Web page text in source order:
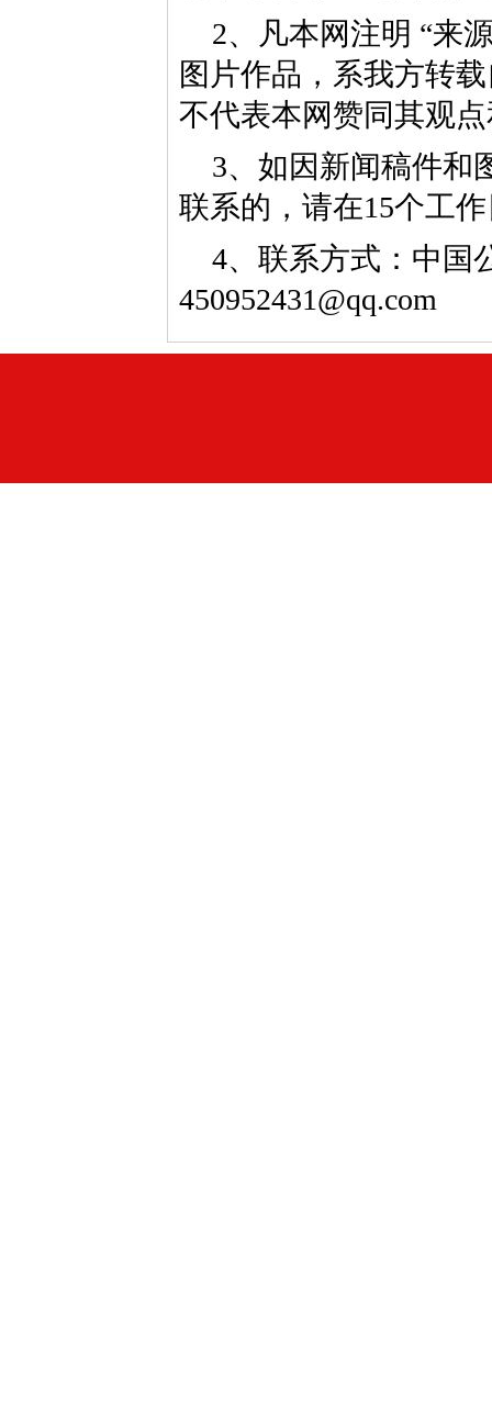
2、凡本网注明 “来
图片作品，系我方转
不代表本网赞同其观
3、如因新闻稿件和
联系的，请在15个工
4、联系方式：中国
450952431@qq.com